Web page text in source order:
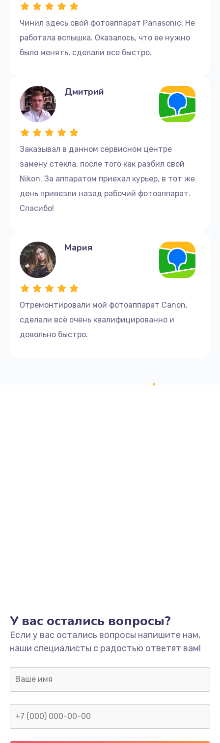
Чинил здесь свой фотоаппарат Panasonic. Не
работала вспышка. Оказалось, что ее нужно
было менять, сделали все быстро.
Заказывал в данном сервисном центре
замену стекла, после того как разбил свой
Nikon. За аппаратом приехал курьер, в тот же
день привезли назад рабочий фотоаппарат.
Спасибо!
Дмитрий
Отремонтировали мой фотоаппарат Canon,
сделали всё очень квалифицированно и
довольно быстро.
Мария
У вас остались вопросы?
Если у вас остались вопросы напишите нам,
наши специалисты с радостью ответят вам!